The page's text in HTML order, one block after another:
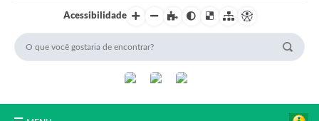
Acessibilidade